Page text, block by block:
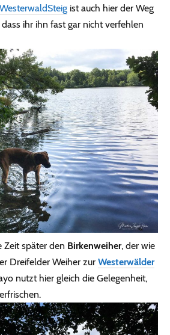
WesterwaldSteig ist auch hier der Weg
ihr ihn fast gar nicht verfehlen
Zeit später den Birkenweiher, der wie
Dreifelder Weiher zur Westerwälder
nutzt hier gleich die Gelegenheit,